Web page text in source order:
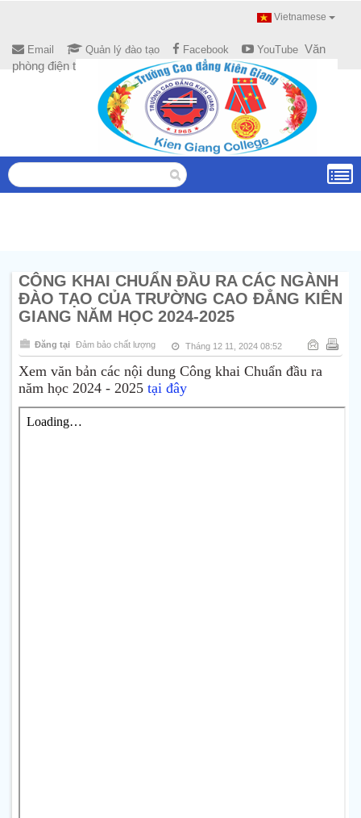
Vietnamese
Email Quản lý đào tạo Facebook YouTube Văn
phòng điện tử
CÔNG KHAI CHUẨN ĐẦU RA CÁC NGÀNH
ĐÀO TẠO CỦA TRƯỜNG CAO ĐẲNG KIÊN
GIANG NĂM HỌC 2024-2025
Đăng tại Đảm bảo chất lượng Tháng 12 11, 2024 08:52
Xem văn bản các nội dung Công khai Chuẩn đầu ra
năm học 2024 - 2025 tại đây